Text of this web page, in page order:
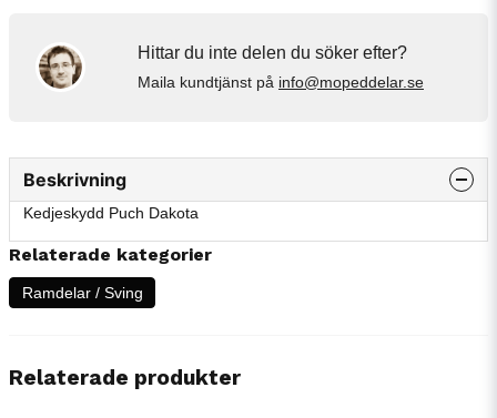
Hittar du inte delen du söker efter?
Maila kundtjänst på info@mopeddelar.se
Beskrivning
Kedjeskydd Puch Dakota
Relaterade kategorier
Ramdelar / Sving
Relaterade produkter